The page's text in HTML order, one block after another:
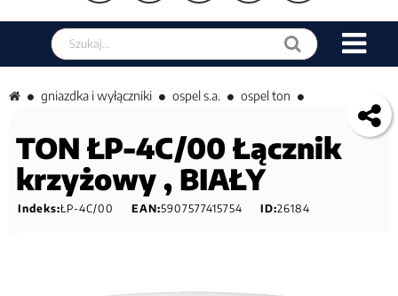
Szukaj w sklepie
gniazdka i wyłączniki ospel s.a. ospel ton
TON ŁP-4C/00 Łącznik
krzyżowy , BIAŁY
Indeks:ŁP-4C/00 EAN:5907577415754 ID:26184